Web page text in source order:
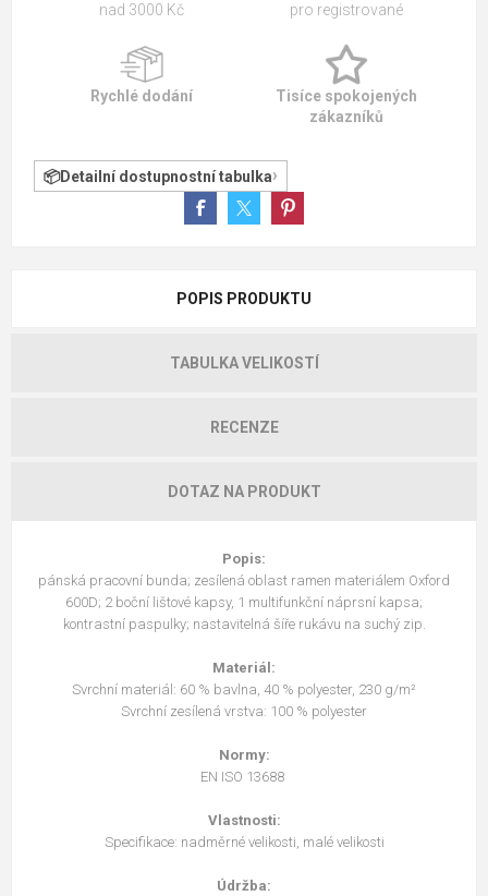
nad 3000 Kč
pro registrované
Rychlé dodání
Tisíce spokojených
zákazníků
Detailní dostupnostní tabulka
POPIS PRODUKTU
TABULKA VELIKOSTÍ
RECENZE
DOTAZ NA PRODUKT
Popis:
pánská pracovní bunda; zesílená oblast ramen materiálem Oxford
600D; 2 boční lištové kapsy, 1 multifunkční náprsní kapsa;
kontrastní paspulky; nastavitelná šíře rukávu na suchý zip.
Materiál:
Svrchní materiál: 60 % bavlna, 40 % polyester, 230 g/m²
Svrchní zesílená vrstva: 100 % polyester
Normy:
EN ISO 13688
Vlastnosti:
Specifikace: nadměrné velikosti, malé velikosti
Údržba: